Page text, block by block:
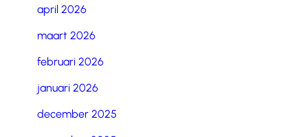
april 2026
maart 2026
februari 2026
januari 2026
december 2025